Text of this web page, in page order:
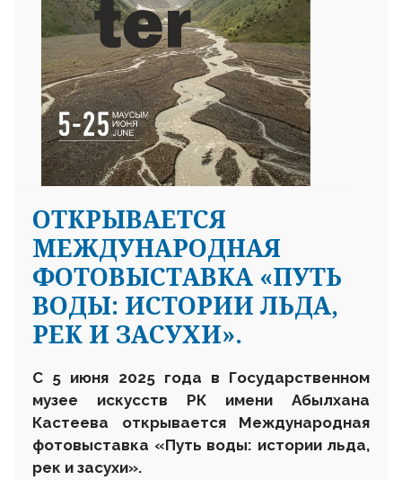
ОТКРЫВАЕТСЯ
МЕЖДУНАРОДНАЯ
ФОТОВЫСТАВКА «ПУТЬ
ВОДЫ: ИСТОРИИ ЛЬДА,
РЕК И ЗАСУХИ».
С 5 июня 2025 года в Государственном
музее искусств РК имени Абылхана
Кастеева открывается Международная
фотовыставка «Путь воды: истории льда,
рек и засухи».